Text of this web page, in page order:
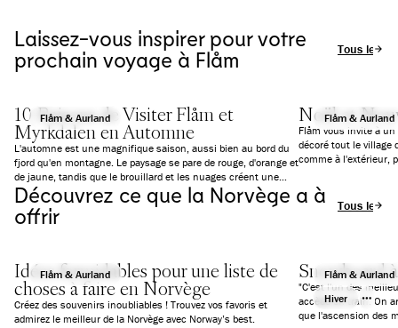
Laissez-vous inspirer pour votre
prochain voyage à Flåm
Tous les
Flåm & Aurland
10 Raisons de Visiter Flåm et
Myrkdalen en Automne
L'automne est une magnifique saison, aussi bien au bord du
fjord qu'en montagne. Le paysage se pare de rouge, d'orange et
de jaune, tandis que le brouillard et les nuages créent une
atmosphère presque magique. Le rythme est également plus
paisible qu'en été. Voici 10 bonnes raisons de venir découvrir
Flåm en automne. Que tu voyages en famille, que tu aimes les
Flåm & Aurland
Noël et
Flåm vous invite à
décoré tout le village
comme à l'extérieur,
grands.
Découvrez ce que la Norvège a à
offrir
Tous les
Flåm & Aurland
Idées formidables pour une liste de
choses à faire en Norvège
Créez des souvenirs inoubliables ! Trouvez vos favoris et
admirez le meilleur de la Norvège avec Norway’s best.
Flåm & Aurland
Hiver
Snowboard
"C'est l'un des
accède en train. On